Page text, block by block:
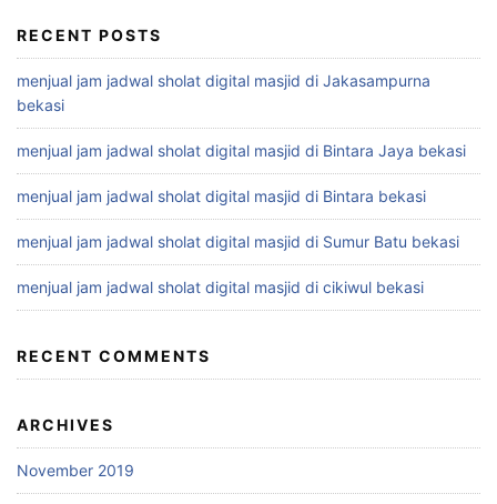
RECENT POSTS
menjual jam jadwal sholat digital masjid di Jakasampurna
bekasi
menjual jam jadwal sholat digital masjid di Bintara Jaya bekasi
menjual jam jadwal sholat digital masjid di Bintara bekasi
menjual jam jadwal sholat digital masjid di Sumur Batu bekasi
menjual jam jadwal sholat digital masjid di cikiwul bekasi
RECENT COMMENTS
ARCHIVES
November 2019